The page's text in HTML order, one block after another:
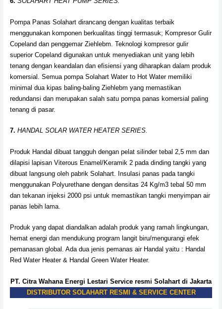
Pompa Panas Solahart dirancang dengan kualitas terbaik
menggunakan komponen berkualitas tinggi termasuk; Kompresor Gulir
Copeland dan penggemar Ziehlebm. Teknologi kompresor gulir
superior Copeland digunakan untuk menyediakan unit yang lebih
tenang dengan keandalan dan efisiensi yang diharapkan dalam produk
komersial. Semua pompa Solahart Water to Hot Water memiliki
minimal dua kipas baling-baling Ziehlebm yang memastikan
redundansi dan merupakan salah satu pompa panas komersial paling
tenang di pasar.
7. HANDAL SOLAR WATER HEATER SERIES.
Produk Handal dibuat tangguh dengan pelat silinder tebal 2,5 mm dan
dilapisi lapisan Viterous Enamel/Keramik 2 pada dinding tangki yang
dibuat langsung oleh pabrik Solahart. Insulasi panas pada tangki
menggunakan Polyurethane dengan densitas 24 Kg/m3 tebal 50 mm
dan tekanan injeksi 2000 psi untuk memastikan tangki menyimpan air
panas lebih lama.
Produk yang dapat diandalkan adalah produk yang ramah lingkungan,
hemat energi dan mendukung program langit biru/mengurangi efek
pemanasan global. Ada dua jenis pemanas air Handal yaitu : Handal
Red Water Heater & Handal Green Water Heater.
PT. Citra Wahana Energi Lestari Service resmi Solahart di Jakarta
DISTRIBUTOR SOLAHART RESMI & SERVICE CENTER